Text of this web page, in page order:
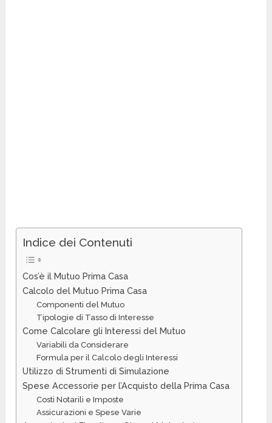
Indice dei Contenuti
Cos’è il Mutuo Prima Casa
Calcolo del Mutuo Prima Casa
Componenti del Mutuo
Tipologie di Tasso di Interesse
Come Calcolare gli Interessi del Mutuo
Variabili da Considerare
Formula per il Calcolo degli Interessi
Utilizzo di Strumenti di Simulazione
Spese Accessorie per l’Acquisto della Prima Casa
Costi Notarili e Imposte
Assicurazioni e Spese Varie